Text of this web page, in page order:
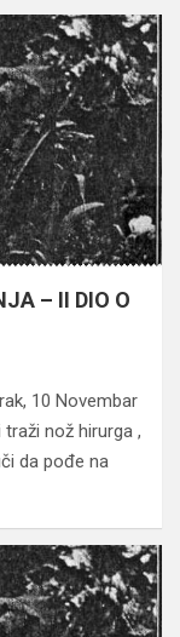
– II DIO O
10 Novembar
nož hirurga ,
da pođe na